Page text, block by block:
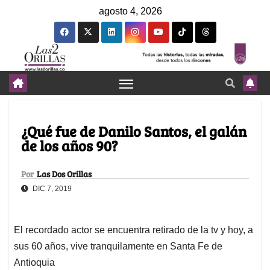
agosto 4, 2026
¿Qué fue de Danilo Santos, el galán
de los años 90?
Por Las Dos Orillas
DIC 7, 2019
El recordado actor se encuentra retirado de la tv y hoy, a
sus 60 años, vive tranquilamente en Santa Fe de
Antioquia